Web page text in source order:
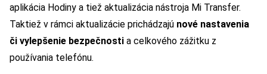
aplikácia Hodiny a tiež aktualizácia nástroja Mi Transfer.
Taktiež v rámci aktualizácie prichádzajú nové nastavenia
či vylepšenie bezpečnosti a celkového zážitku z
používania telefónu.